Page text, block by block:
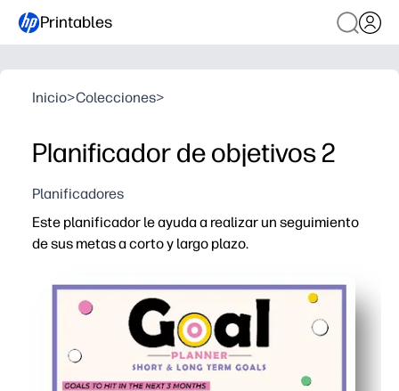
Printables
Inicio>Colecciones>
Planificador de objetivos 2
Planificadores
Este planificador le ayuda a realizar un seguimiento
de sus metas a corto y largo plazo.
Simplicidad para imprimir y llevar: no se necesita
Divida los grandes objetivos en pasos que se
Seguimiento visual del progreso: marque tareas para
Flexible para el hogar o el aula: ideal para hábitos de